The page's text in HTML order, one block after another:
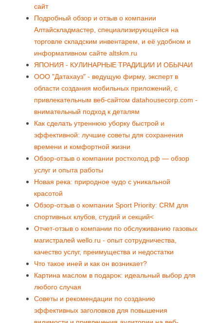
сайт
Подробный обзор и отзыв о компании
Алтайскладмастер, специализирующейся на
торговле складским инвентарем, и её удобном и
информативном сайте altskm.ru
ЯПОНИЯ - КУЛИНАРНЫЕ ТРАДИЦИИ И ОБЫЧАИ
ООО "Датахауз" - ведущую фирму, эксперт в
области создания мобильных приложений, с
привлекательным веб-сайтом datahousecorp.com -
внимательный подход к деталям
Как сделать утреннюю уборку быстрой и
эффективной: лучшие советы для сохранения
времени и комфортной жизни
Обзор-отзыв о компании ростхолод.рф — обзор
услуг и опыта работы
Новая река: природное чудо с уникальной
красотой
Обзор-отзыв о компании Sport Priority: CRM для
спортивных клубов, студий и секций<
Отчет-отзыв о компании по обслуживанию газовых
магистралей wello.ru - опыт сотрудничества,
качество услуг, преимущества и недостатки
Что такое иней и как он возникает?
Картина маслом в подарок: идеальный выбор для
любого случая
Советы и рекомендации по созданию
эффективных заголовков для повышения